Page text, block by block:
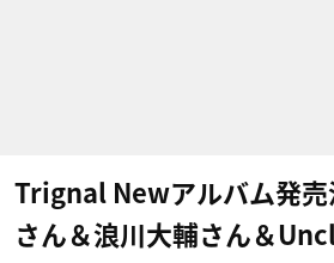
Trignal Newアルバム発売
さん＆浪川大輔さん＆